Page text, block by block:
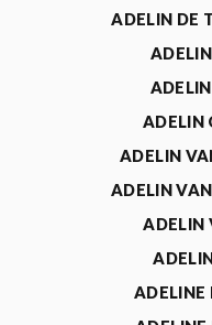
ADELIN DE
ADELIN
ADELIN
ADELIN
ADELIN
ADELINE